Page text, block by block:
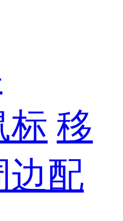
标 移
边配